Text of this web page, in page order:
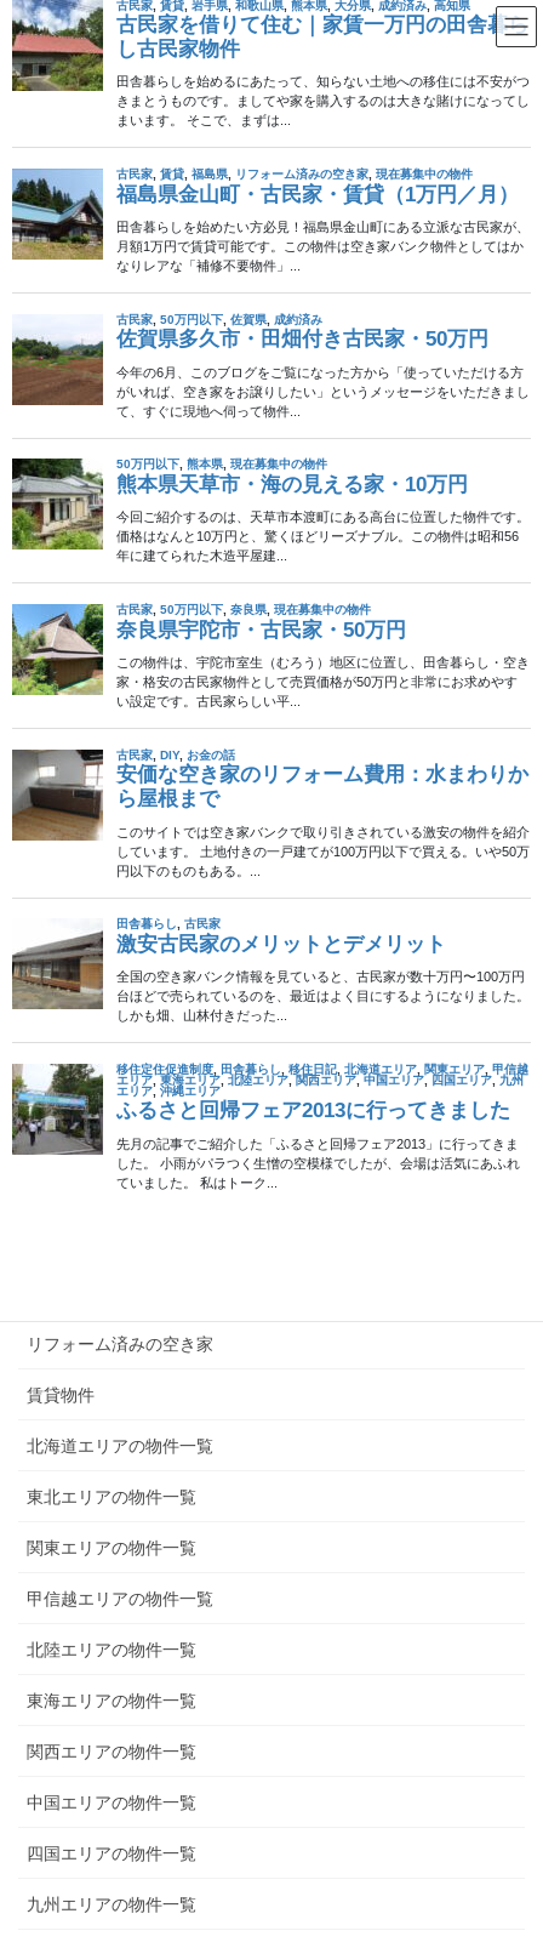
コ
ン
テ
ン
キ
ッ
プ
ナ
ビ
ゲ
ー
に
移
動
鉄筋コンクリート
HOME 鉄筋コンクリート
成約済み
2024年11月4日
香川県
香川県三豊市・鉄筋コンクリー
ト造2階建・99万8千円
香川県三豊市豊中町に位置するこの物件は、穏やかな田園風景に
り、四季折々の風景を楽しむことができます。また、三豊市は
「日本のウユニ塩湖」と称される父母ヶ浜や、桜の名 […]
メニュー
現在募集中の物件
無償譲渡（0円）の物件
50万円以下の物件
100万円以下の物件
リフォーム済みの空き家
賃貸物件
北海道エリアの物件一覧
東北エリアの物件一覧
関東エリアの物件一覧
甲信越エリアの物件一覧
北陸エリアの物件一覧
東海エリアの物件一覧
関西エリアの物件一覧
中国エリアの物件一覧
四国エリアの物件一覧
九州エリアの物件一覧